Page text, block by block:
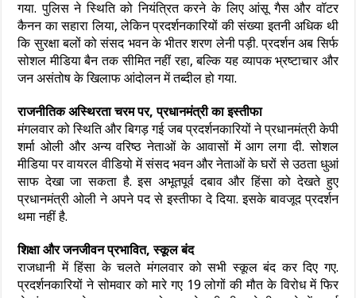
गया. पुलिस ने स्थिति को नियंत्रित करने के लिए आंसू गैस और वॉटर
कैनन का सहारा लिया, लेकिन प्रदर्शनकारियों की संख्या इतनी अधिक थी
कि सुरक्षा बलों को संसद भवन के भीतर शरण लेनी पड़ी. प्रदर्शन अब सिर्फ
सोशल मीडिया बैन तक सीमित नहीं रहा, बल्कि यह व्यापक भ्रष्टाचार और
जन असंतोष के खिलाफ आंदोलन में तब्दील हो गया.
राजनीतिक अस्थिरता चरम पर, प्रधानमंत्री का इस्तीफा
मंगलवार को स्थिति और बिगड़ गई जब प्रदर्शनकारियों ने प्रधानमंत्री केपी
शर्मा ओली और अन्य वरिष्ठ नेताओं के आवासों में आग लगा दी. सोशल
मीडिया पर वायरल वीडियो में संसद भवन और नेताओं के घरों से उठता धुआं
साफ देखा जा सकता है. इस अभूतपूर्व दबाव और हिंसा को देखते हुए
प्रधानमंत्री ओली ने अपने पद से इस्तीफा दे दिया. इसके बावजूद प्रदर्शन
थमा नहीं है.
शिक्षा और जनजीवन प्रभावित, स्कूल बंद
राजधानी में हिंसा के चलते मंगलवार को सभी स्कूल बंद कर दिए गए.
प्रदर्शनकारियों ने सोमवार को मारे गए 19 लोगों की मौत के विरोध में फिर